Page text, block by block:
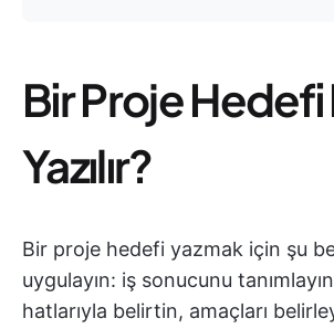
Bir Proje Hedefi
Yazılır?
Bir proje hedefi yazmak için şu
uygulayın: iş sonucunu
hatlarıyla belirtin, amaçları